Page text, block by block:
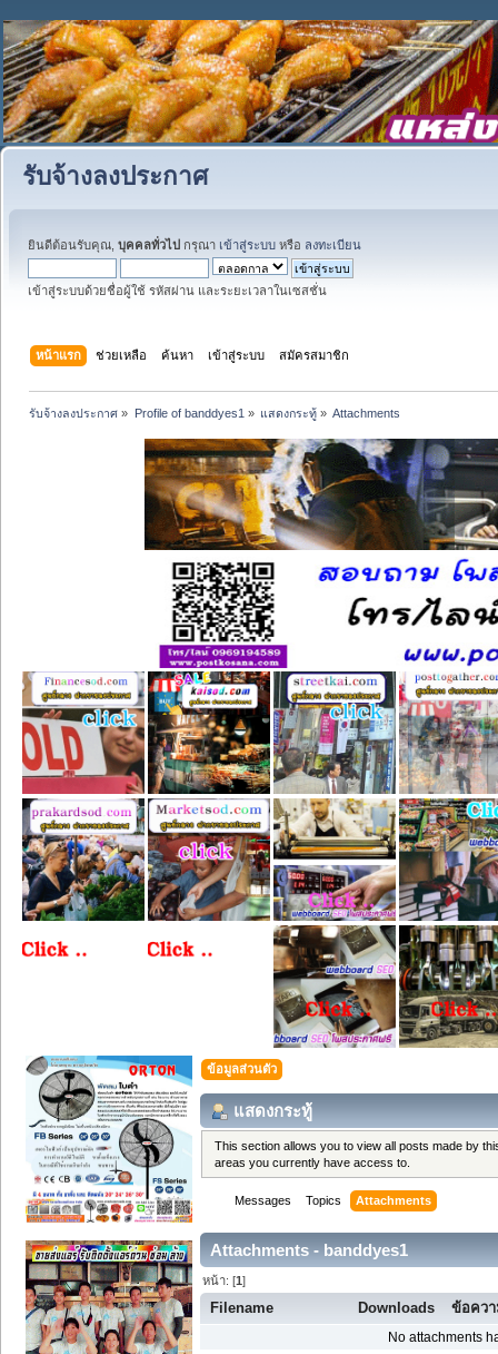
รับจ้างลงประกาศ
ยินดีต้อนรับคุณ, บุคคลทั่วไป กรุณา เข้าสู่ระบบ หรือ ลงทะเบียน
เข้าสู่ระบบด้วยชื่อผู้ใช้ รหัสผ่าน และระยะเวลาในเซสชั่น
หน้าแรก ช่วยเหลือ ค้นหา เข้าสู่ระบบ สมัครสมาชิก
รับจ้างลงประกาศ » Profile of banddyes1 » แสดงกระทู้» Attachments
ข้อมูลส่วนตัว
แสดงกระทู้
This section allows you to view all posts made by
areas you currently have access to.
Messages Topics Attachments
Attachments - banddyes1
หน้า: [1]
Filename Downloads ข้อคว
No attachments